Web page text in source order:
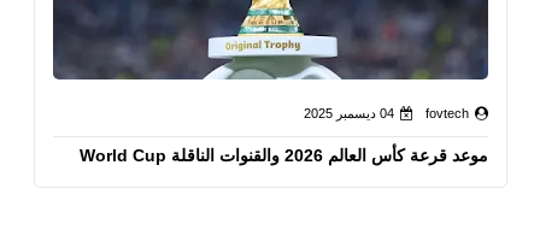
fovtech 04 ديسمبر 2025
موعد قرعة كأس العالم 2026 والقنوات الناقلة World Cup